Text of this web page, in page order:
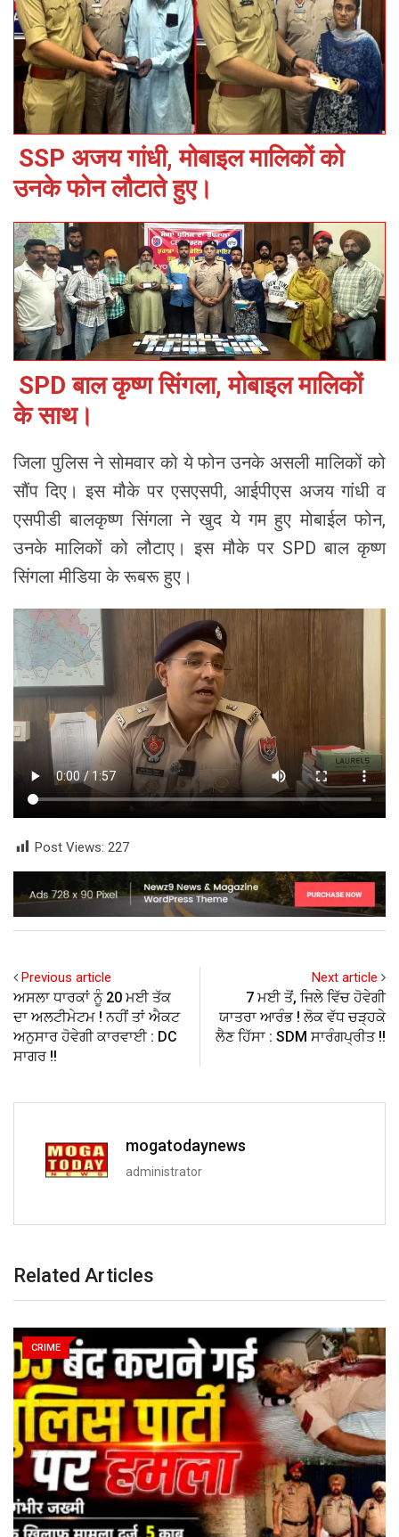
SSP अजय गांधी, मोबाइल मालिकों को
उनके फोन लौटाते हुए।
SPD बाल कृष्ण सिंगला, मोबाइल मालिकों
के साथ।
जिला पुलिस ने सोमवार को ये फोन उनके असली मालिकों को
सौंप दिए। इस मौके पर एसएसपी, आईपीएस अजय गांधी व
एसपीडी बालकृष्ण सिंगला ने खुद ये गम हुए मोबाईल फोन,
उनके मालिकों को लौटाए। इस मौके पर SPD बाल कृष्ण
सिंगला मीडिया के रूबरू हुए।
Post Views: 227
Previous article
ਅਸਲਾ ਧਾਰਕਾਂ ਨੂੰ 20 ਮਈ ਤੱਕ
ਦਾ ਅਲਟੀਮੇਟਮ ! ਨਹੀਂ ਤਾਂ ਐਕਟ
ਅਨੁਸਾਰ ਹੋਵੇਗੀ ਕਾਰਵਾਈ : DC
ਸਾਗਰ !!
Next article
7 ਮਈ ਤੋਂ, ਜਿਲੇ ਵਿੱਚ ਹੋਵੇਗੀ
ਯਾਤਰਾ ਆਰੰਭ ! ਲੋਕ ਵੱਧ ਚੜ੍ਹਕੇ
ਲੈਣ ਹਿੱਸਾ : SDM ਸਾਰੰਗਪ੍ਰੀਤ !!
mogatodaynews
administrator
Related Articles
CRIME